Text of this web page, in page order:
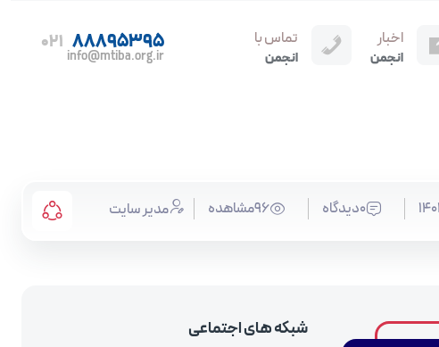
اخبار
انجمن
تماس با
انجمن
021 88895395
info@mtiba.org.ir
0دیدگاه 96مشاهده مدیر سایت
شبکه های اجتماعی